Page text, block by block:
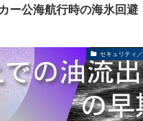
ー公海航行時の海氷回避
セキュリティ